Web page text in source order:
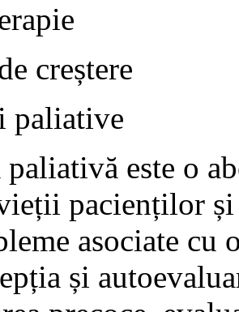
creștere
este o
pacienților
asociate cu
și